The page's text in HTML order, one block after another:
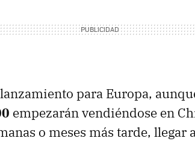
para Europa,
empezarán vendiéndose en
o meses más tarde, llegar